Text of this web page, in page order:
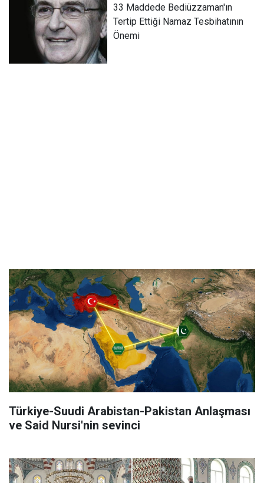
33 Maddede Bediüzzaman'ın
Tertip Ettiği Namaz Tesbihatının
Önemi
Türkiye-Suudi Arabistan-Pakistan Anlaşması
ve Said Nursi'nin sevinci